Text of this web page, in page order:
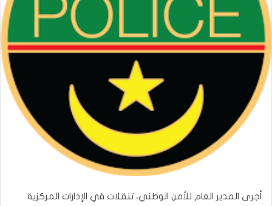
أجرى المدير العام للأمن الوطني، تنقلات في الإدارات المركزية